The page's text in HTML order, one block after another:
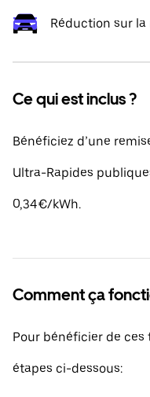
Réduction sur la
Ce qui est inclus ?
Bénéficiez d’une
Ultra-Rapides
0,34 €/kWh.
Comment ça
Pour bénéficier de
étapes ci-dessous: